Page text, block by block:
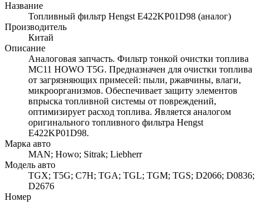
Название
Топливный фильтр Hengst E422KP01D98 (аналог)
Производитель
Китай
Описание
Аналоговая запчасть. Фильтр тонкой очистки топлива
MC11 HOWO T5G. Предназначен для очистки топлива
от загрязняющих примесей: пыли, ржавчины, влаги,
микроорганизмов. Обеспечивает защиту элементов
впрыска топливной системы от повреждений,
оптимизирует расход топлива. Является аналогом
оригинального топливного фильтра Hengst
E422KP01D98.
Марка авто
MAN; Howo; Sitrak; Liebherr
Модель авто
TGX; T5G; C7H; TGA; TGL; TGM; TGS; D2066; D0836;
D2676
Номер